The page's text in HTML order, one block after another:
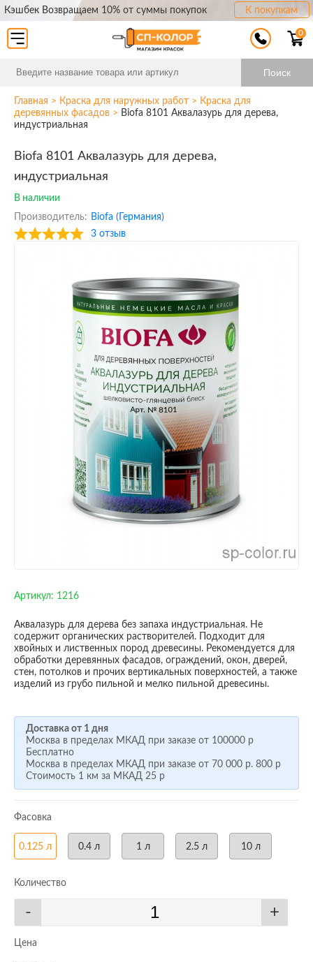
Кэшбек Возвращаем 10% от суммы покупок К покупкам
Поиск
0
Главная > Краска для наружных работ > Краска для
деревянных фасадов > Biofa 8101 Аквалазурь для дерева,
индустриальная
Biofa 8101 Аквалазурь для дерева,
индустриальная
В наличии
Производитель: Biofa (Германия)
3 отзыв
Артикул: 1216
Аквалазурь для дерева без запаха индустриальная. Не
содержит органических растворителей. Подходит для
хвойных и лиственных пород древесины. Рекомендуется для
обработки деревянных фасадов, ограждений, окон, дверей,
стен, потолков и прочих вертикальных поверхностей, а также
изделий из грубо пильной и мелко пильной древесины.
Доставка от 1 дня
Москва в пределах МКАД при заказе от 100000 р
Бесплатно
Москва в пределах МКАД при заказе от 70 000 р. 800 р
Стоимость 1 км за МКАД 25 р
Фасовка
0.125 л 0.4 л 1 л 2.5 л 10 л
Количество
- +
Цена